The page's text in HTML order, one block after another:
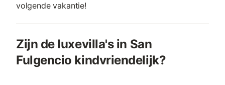
volgende vakantie!
Zijn de luxevilla's in San
Fulgencio kindvriendelijk?